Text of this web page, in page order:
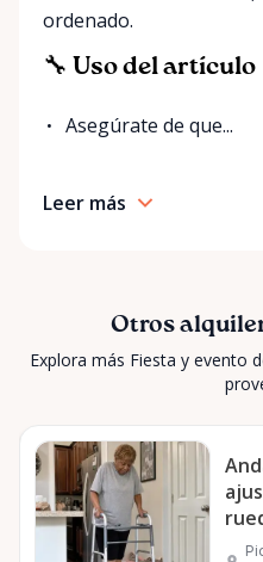
ordenado.
🔧 Uso del artículo
Asegúrate de que...
Leer más
Otros
Explora más Fiesta y evento